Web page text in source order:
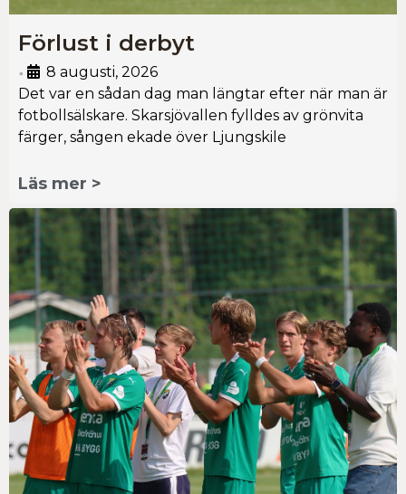
Förlust i derbyt
•
8 augusti, 2026
Det var en sådan dag man längtar efter när man är
fotbollsälskare. Skarsjövallen fylldes av grönvita
färger, sången ekade över Ljungskile
Läs mer >